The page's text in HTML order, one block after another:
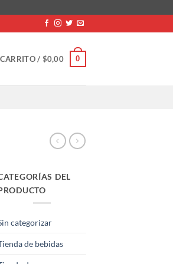
CARRITO / $0,00 0
DEL
categorizar
de bebidas